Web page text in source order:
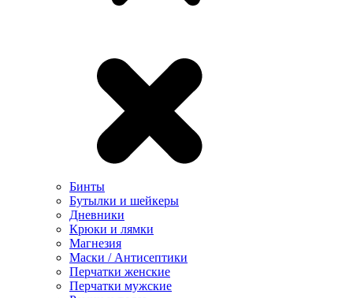
Бинты
Бутылки и шейкеры
Дневники
Крюки и лямки
Магнезия
Маски / Антисептики
Перчатки женские
Перчатки мужские